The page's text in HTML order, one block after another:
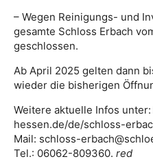
– Wegen Reinigungs- und
gesamte Schloss Erbach
geschlossen.
Ab April 2025 gelten dann
wieder die bisherigen
Weitere aktuelle Infos
hessen.de/de/schloss-
Mail: schloss-
Tel.: 06062-809360. red